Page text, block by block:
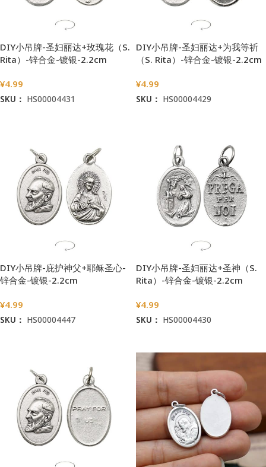
DIY小吊牌-圣妇丽达+玫瑰花（S.
Rita）-锌合金-镀银-2.2cm
¥4.99
SKU： HS00004431
DIY小吊牌-圣妇丽达+为我等祈
（S. Rita）-锌合金-镀银-2.2cm
¥4.99
SKU： HS00004429
DIY小吊牌-庇护神父+耶稣圣心-
锌合金-镀银-2.2cm
¥4.99
SKU： HS00004447
DIY小吊牌-圣妇丽达+圣神（S.
Rita）-锌合金-镀银-2.2cm
¥4.99
SKU： HS00004430